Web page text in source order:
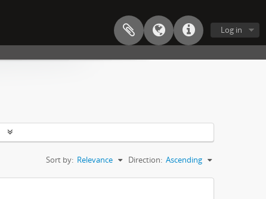
Log in
Sort by: Relevance Direction: Ascending